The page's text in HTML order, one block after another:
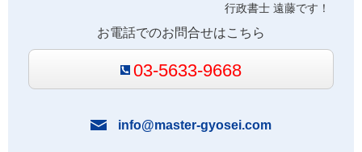
行政書士 遠藤です！
お電話でのお問合せはこちら
03-5633-9668
info@master-gyosei.com